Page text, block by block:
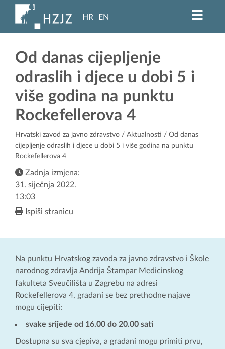
HR EN
Od danas cijepljenje
odraslih i djece u dobi 5 i
više godina na punktu
Rockefellerova 4
Hrvatski zavod za javno zdravstvo / Aktualnosti / Od danas
cijepljenje odraslih i djece u dobi 5 i više godina na punktu
Rockefellerova 4
Zadnja izmjena:
31. siječnja 2022.
13:03
Ispiši stranicu
Na punktu Hrvatskog zavoda za javno zdravstvo i Škole
narodnog zdravlja Andrija Štampar Medicinskog
fakulteta Sveučilišta u Zagrebu na adresi
Rockefellerova 4, građani se bez prethodne najave
mogu cijepiti:
svake srijede od 16.00 do 20.00 sati
Dostupna su sva cjepiva, a građani mogu primiti prvu,